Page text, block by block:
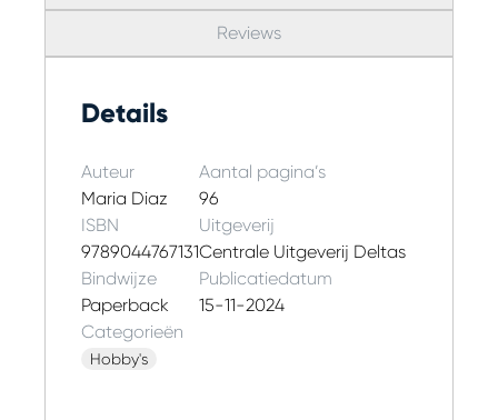
Reviews
Details
Auteur
Maria Diaz
ISBN
9789044767131
Bindwijze
Paperback
Aantal pagina’s
96
Uitgeverij
Centrale Uitgeverij Deltas
Publicatiedatum
15-11-2024
Categorieën
Hobby's